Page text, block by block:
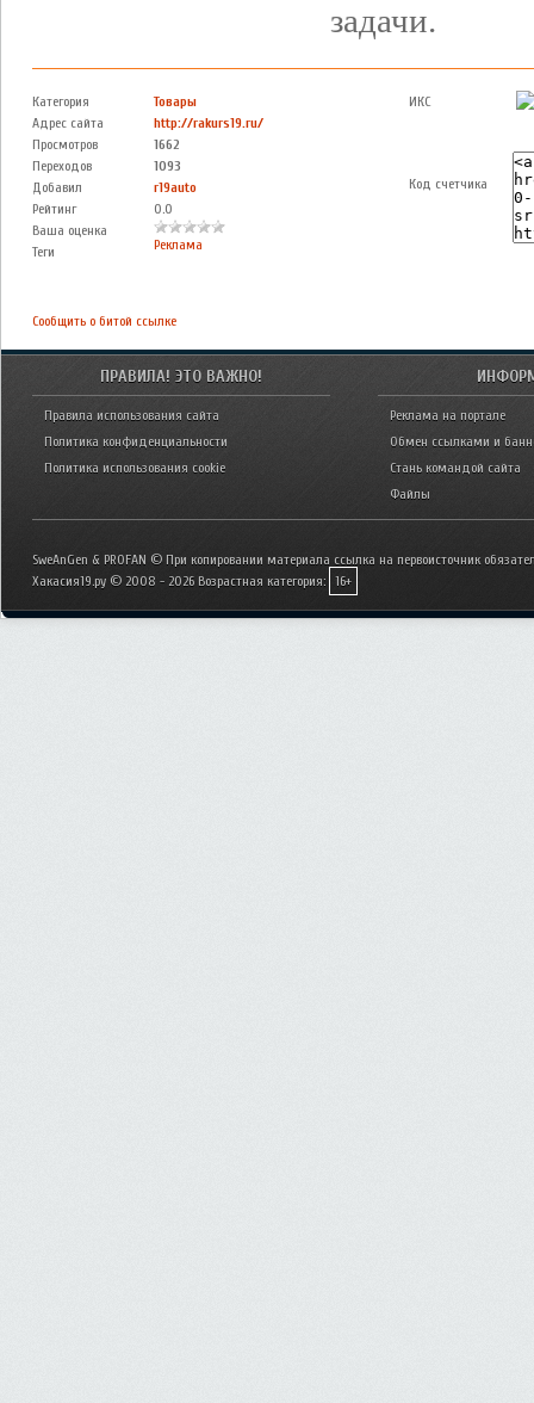
задачи.
Категория
Адрес сайта
Просмотров
Переходов
Добавил
Рейтинг
Ваша оценка
Теги
Товары
http://rakurs19.ru/
1662
1093
r19auto
0.0
Реклама
ИКС
Код счетчика
Сообщить о битой ссылке
ПРАВИЛА! ЭТО ВАЖНО!
Правила использования сайта
Политика конфиденциальности
Политика использования cookie
Реклама на портале
Обмен ссылками и
Стань командой сайта
Файлы
SweAnGen & PROFAN © При копировании материала ссылка на первоисточник
Хакасия19.ру © 2008 - 2026 Возрастная категория: 16+